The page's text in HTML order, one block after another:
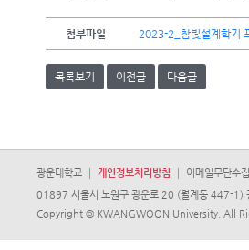
첨부파일 2023-2_참빛설계학기
목록보기 이전글 다음글
광운대학교 개인정보처리방침
이메일무단수
01897 서울시 노원구 광운로 20 (월계동 447-
Copyright © KWANGWOON University. All